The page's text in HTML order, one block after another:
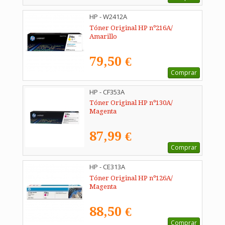
HP - W2412A
Tóner Original HP nº216A/
Amarillo
79,50 €
Comprar
HP - CF353A
Tóner Original HP nº130A/
Magenta
87,99 €
Comprar
HP - CE313A
Tóner Original HP nº126A/
Magenta
88,50 €
Comprar